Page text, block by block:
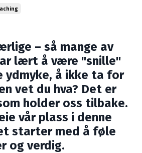
– så mange av
lært å være "snille"
ydmyke, å ikke ta for
vet du hva? Det er
holder oss tilbake.
vår plass i denne
starter med å føle
og verdig.